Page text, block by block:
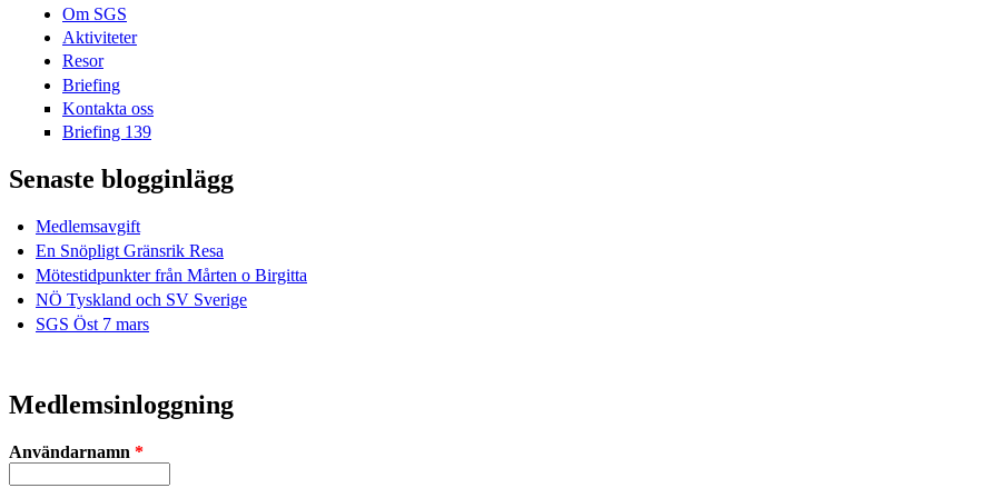
Om SGS
Aktiviteter
Resor
Briefing
Kontakta oss
Briefing 139
Senaste blogginlägg
Medlemsavgift
En Snöpligt Gränsrik Resa
Mötestidpunkter från Mårten o Birgitta
NÖ Tyskland och SV Sverige
SGS Öst 7 mars
Medlemsinloggning
Användarnamn *